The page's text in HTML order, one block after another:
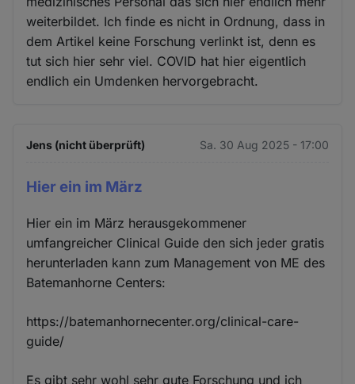
weiterbildet. Ich finde es nicht in Ordnung, dass in
dem Artikel keine Forschung verlinkt ist, denn es
tut sich hier sehr viel. COVID hat hier eigentlich
endlich ein Umdenken hervorgebracht.
Jens (nicht überprüft) Sa. 30 Aug 2025 - 17:00
Hier ein im März
Hier ein im März herausgekommener
umfangreicher Clinical Guide den sich jeder gratis
herunterladen kann zum Management von ME des
Batemanhorne Centers:
https://batemanhornecenter.org/clinical-care-
guide/
Es gibt sehr wohl sehr gute Forschung und ich